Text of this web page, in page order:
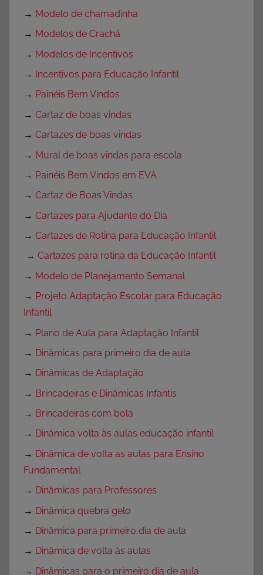
→ Modelo de chamadinha
→ Modelos de Crachá
→ Modelos de Incentivos
→ Incentivos para Educação Infantil
→ Painéis Bem Vindos
→ Cartaz de boas vindas
→ Cartazes de boas vindas
→ Mural de boas vindas para escola
→ Painéis Bem Vindos em EVA
→ Cartaz de Boas Vindas
→ Cartazes para Ajudante do Dia
→ Cartazes de Rotina para Educação Infantil
→ Cartazes para rotina da Educação Infantil
→ Modelo de Planejamento Semanal
→ Projeto Adaptação Escolar para Educação
Infantil
→ Plano de Aula para Adaptação Infantil
→ Dinâmicas para primeiro dia de aula
→ Dinâmicas de Adaptação
→ Brincadeiras e Dinâmicas Infantis
→ Brincadeiras com bola
→ Dinâmica volta às aulas educação infantil
→ Dinâmica de volta as aulas para Ensino
Fundamental
→ Dinâmicas para Professores
→ Dinâmica quebra gelo
→ Dinâmica para primeiro dia de aula
→ Dinâmica de volta às aulas
→ Dinâmicas para o primeiro dia de aula